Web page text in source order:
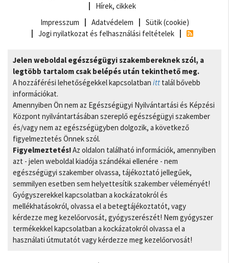
Hírek, cikkek
Impresszum
Adatvédelem
Sütik (cookie)
Jogi nyilatkozat és felhasználási feltételek
Jelen weboldal egészségügyi szakembereknek szól, a
legtöbb tartalom csak belépés után tekinthető meg.
A hozzáférési lehetőségekkel kapcsolatban itt talál bővebb
információkat.
Amennyiben Ön nem az Egészségügyi Nyilvántartási és Képzési
Központ nyilvántartásában szereplő egészségügyi szakember
és/vagy nem az egészségügyben dolgozik, a következő
figyelmeztetés Önnek szól.
Figyelmeztetés!Az oldalon található információk, amennyiben
azt - jelen weboldal kiadója szándékai ellenére - nem
egészségügyi szakember olvassa, tájékoztató jellegűek,
semmilyen esetben sem helyettesítik szakember véleményét!
Gyógyszerekkel kapcsolatban a kockázatokról és
mellékhatásokról, olvassa el a betegtájékoztatót, vagy
kérdezze meg kezelőorvosát, gyógyszerészét! Nem gyógyszer
termékekkel kapcsolatban a kockázatokról olvassa el a
használati útmutatót vagy kérdezze meg kezelőorvosát!